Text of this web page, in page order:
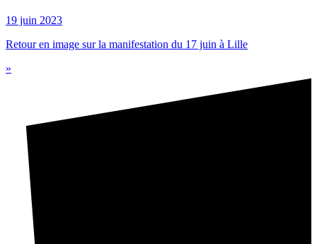
19 juin 2023
Retour en image sur la manifestation du 17 juin à Lille
»